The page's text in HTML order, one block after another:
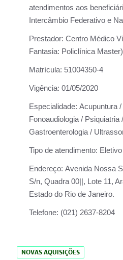
atendimentos aos
Intercâmbio Federativo e
Prestador: Centro Médico
Fantasia: Policlínica Master)
Matrícula: 51004350-4
Vigência: 01/05/2020
Especialidade: Acupuntura
Fonoaudiologia /
Gastroenterologia /
Tipo de atendimento: Eletivo
Endereço: Avenida Nossa
S/n, Quadra 00||, Lote 11,
Estado do Rio de Janeiro.
Telefone: (021) 2637-8204
NOVAS AQUISIÇÕES